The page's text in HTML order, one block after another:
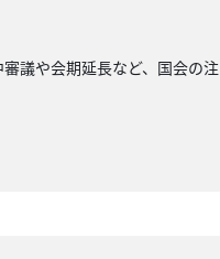
議や会期延長など、国会の